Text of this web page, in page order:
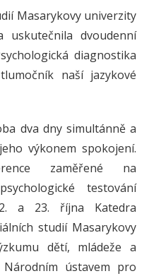
Masarykovy univerzity
dvoudenní
diagnostika
naší jazykové
dva dny simultánně a
výkonem spokojení.
zaměřené na
testování
a 23. října Katedra
studií Masarykovy
dětí, mládeže a
ústavem pro